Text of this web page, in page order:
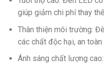
giúp giảm chi phí thay
Thân thiện môi trường:
các chất độc hại, an
Ánh sáng chất lượng